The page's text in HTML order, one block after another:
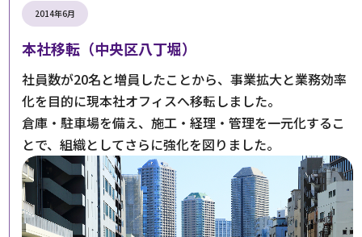
2014年6月
本社移転（中央区八丁堀）
社員数が20名と増員したことから、事業拡大と業務効率
化を目的に現本社オフィスへ移転しました。
倉庫・駐車場を備え、施工・経理・管理を一元化するこ
とで、組織としてさらに強化を図りました。